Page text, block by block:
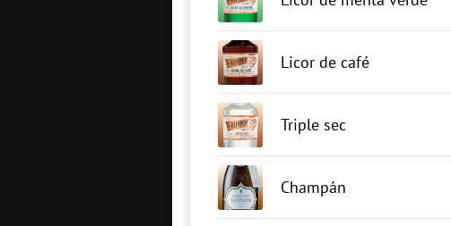
Licor de café
Triple sec
Champán